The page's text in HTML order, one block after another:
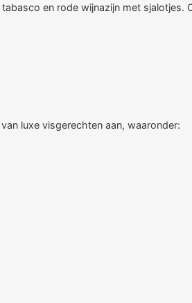
en rode wijnazijn met
luxe visgerechten aan, waaronder: